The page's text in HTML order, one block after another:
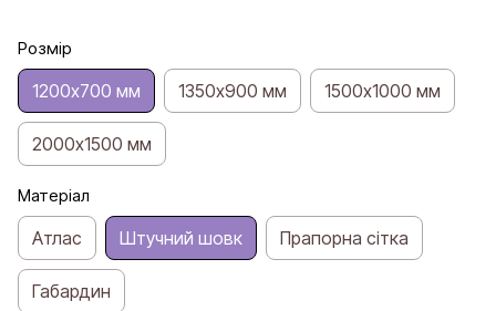
Розмір
1200х700 мм 1350х900 мм 1500х1000 мм
2000х1500 мм
Матеріал
Атлас Штучний шовк Прапорна сітка
Габардин